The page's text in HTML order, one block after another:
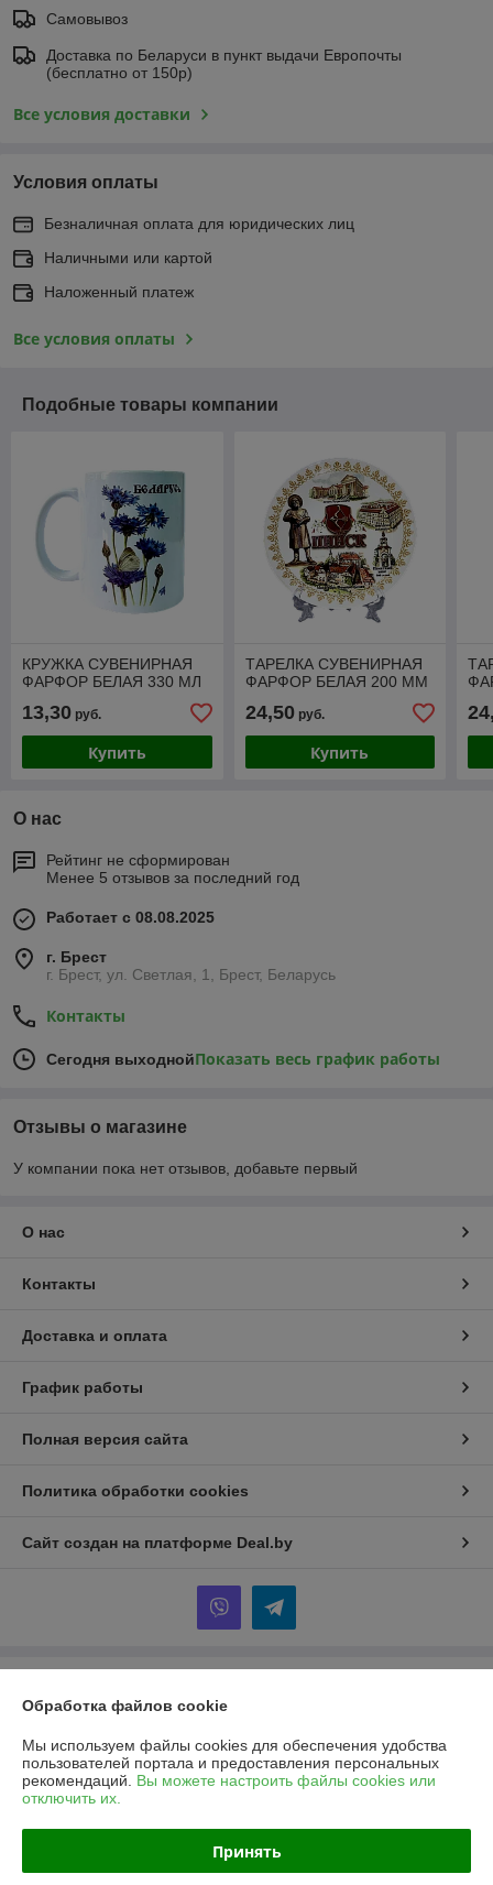
Самовывоз
Доставка по Беларуси в пункт выдачи Европочты
(бесплатно от 150р)
Все условия доставки
Условия оплаты
Безналичная оплата для юридических лиц
Наличными или картой
Наложенный платеж
Все условия оплаты
Подобные товары компании
КРУЖКА СУВЕНИРНАЯ
ФАРФОР БЕЛАЯ 330 МЛ
13,30 руб.
Купить
ТАРЕЛКА СУВЕНИРНАЯ
ФАРФОР БЕЛАЯ 200 ММ
24,50руб.
Купить
О нас
Рейтинг не сформирован
Менее 5 отзывов за последний год
Работает с 08.08.2025
г. Брест
г. Брест, ул. Светлая, 1, Брест, Беларусь
Контакты
Сегодня выходнойПоказать весь график работы
Отзывы о магазине
У компании пока нет отзывов, добавьте первый
О нас
Контакты
Доставка и оплата
График работы
Полная версия сайта
Политика обработки cookies
Сайт создан на платформе Deal.by
г. Брест, ул. Светлая, 1
Регистрационный номер ЕГР: 200002340
Регистрационный орган: Брестский областной исполнительный
Обработка файлов cookie
Мы используем файлы cookies для обеспечения удобства
пользователей портала и предоставления персональных
рекомендаций. Вы можете настроить файлы cookies или
отключить их.
Принять